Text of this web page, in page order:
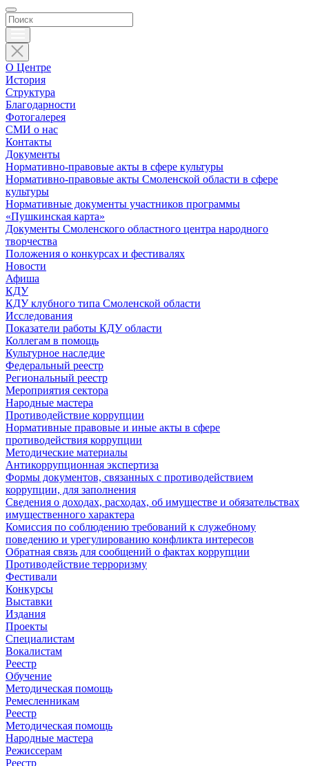
О Центре
История
Структура
Благодарности
Фотогалерея
СМИ о нас
Контакты
Документы
Нормативно-правовые акты в сфере культуры
Нормативно-правовые акты Смоленской области в сфере
культуры
Нормативные документы участников программы
«Пушкинская карта»
Документы Смоленского областного центра народного
творчества
Положения о конкурсах и фестивалях
Новости
Афиша
КДУ
КДУ клубного типа Смоленской области
Исследования
Показатели работы КДУ области
Коллегам в помощь
Культурное наследие
Федеральный реестр
Региональный реестр
Мероприятия сектора
Народные мастера
Противодействие коррупции
Нормативные правовые и иные акты в сфере
противодействия коррупции
Методические материалы
Антикоррупционная экспертиза
Формы документов, связанных с противодействием
коррупции, для заполнения
Сведения о доходах, расходах, об имуществе и обязательствах
имущественного характера
Комиссия по соблюдению требований к служебному
поведению и урегулированию конфликта интересов
Обратная связь для сообщений о фактах коррупции
Противодействие терроризму
Фестивали
Конкурсы
Выставки
Издания
Проекты
Специалистам
Вокалистам
Реестр
Обучение
Методическая помощь
Ремесленникам
Реестр
Методическая помощь
Народные мастера
Режиссерам
Реестр